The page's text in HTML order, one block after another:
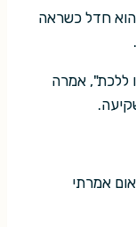
הוא חדל כשראה
ללכת", אמרה
אמרתי